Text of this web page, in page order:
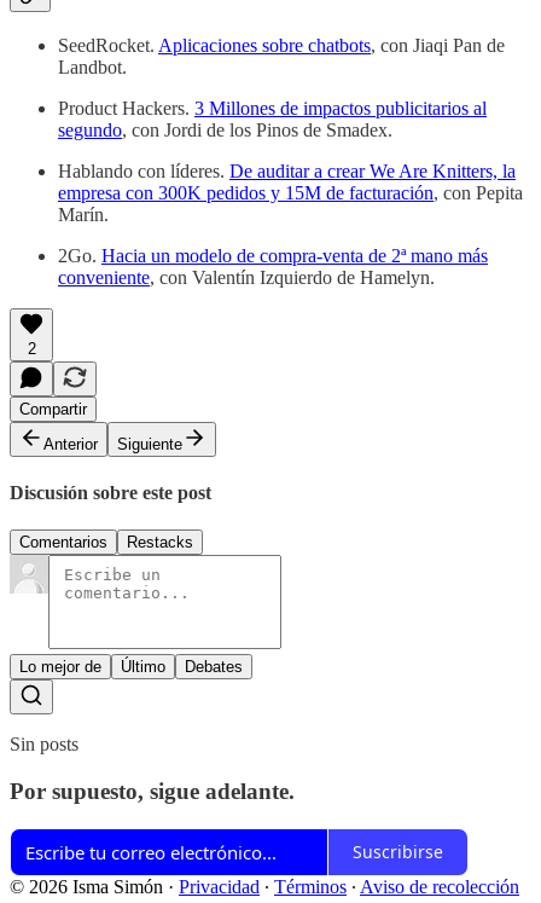
SeedRocket. Aplicaciones sobre chatbots, con Jiaqi Pan de
Landbot.
Product Hackers. 3 Millones de impactos publicitarios al
segundo, con Jordi de los Pinos de Smadex.
Hablando con líderes. De auditar a crear We Are Knitters, la
empresa con 300K pedidos y 15M de facturación, con Pepita
Marín.
2Go. Hacia un modelo de compra-venta de 2ª mano más
conveniente, con Valentín Izquierdo de Hamelyn.
2
Compartir
Anterior
Siguiente
Discusión sobre este post
Comentarios Restacks
Lo mejor de Último Debates
Sin posts
Por supuesto, sigue adelante.
Suscribirse
© 2026 Isma Simón · Privacidad ∙ Términos ∙ Aviso de recolección